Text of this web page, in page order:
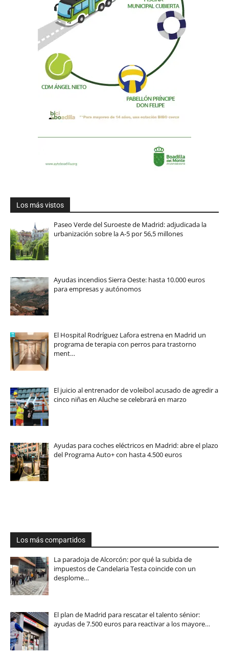
Los más vistos
Paseo Verde del Suroeste de Madrid: adjudicada la
urbanización sobre la A-5 por 56,5 millones
Ayudas incendios Sierra Oeste: hasta 10.000 euros
para empresas y autónomos
El Hospital Rodríguez Lafora estrena en Madrid un
programa de terapia con perros para trastorno
ment…
El juicio al entrenador de voleibol acusado de agredir a
cinco niñas en Aluche se celebrará en marzo
Ayudas para coches eléctricos en Madrid: abre el plazo
del Programa Auto+ con hasta 4.500 euros
Los más compartidos
La paradoja de Alcorcón: por qué la subida de
impuestos de Candelaria Testa coincide con un
desplome…
El plan de Madrid para rescatar el talento sénior:
ayudas de 7.500 euros para reactivar a los mayore…